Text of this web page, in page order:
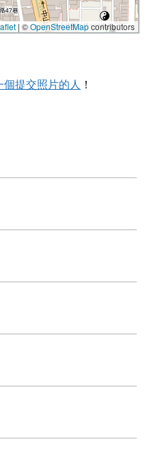
| ©OpenStreetMapcontributors
個提交照片的人 ！